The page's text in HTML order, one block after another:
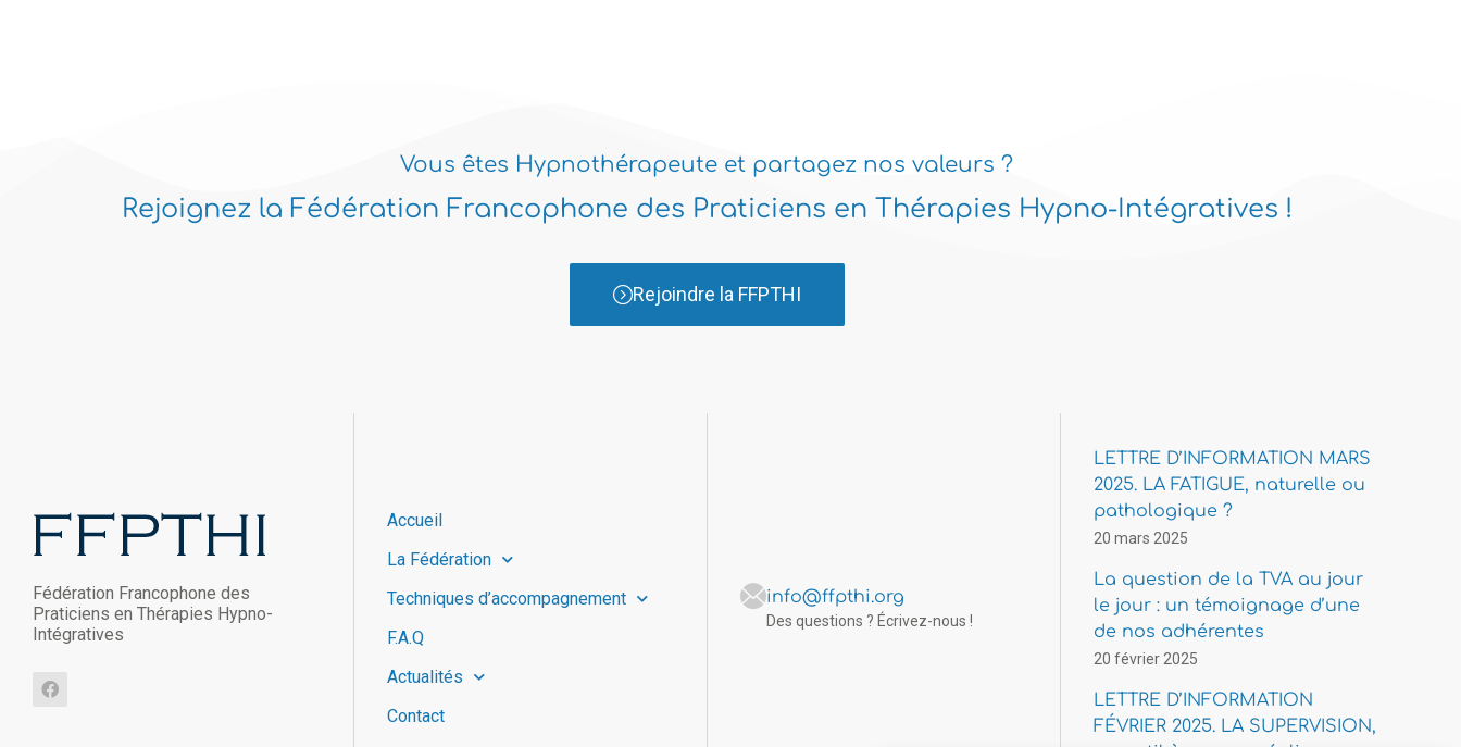
Vous êtes Hypnothérapeute et partagez nos valeurs ?
Rejoignez la Fédération Francophone des Praticiens en Thérapies Hypno-Intégratives !
Rejoindre la FFPTHI
Fédération Francophone des
Praticiens en Thérapies Hypno-
Intégratives
Accueil
La Fédération
Techniques d’accompagnement
F.A.Q
Actualités
Contact
info@ffpthi.org
Des questions ? Écrivez-nous !
LETTRE D’INFORMATION MARS
2025. LA FATIGUE, naturelle ou
pathologique ?
20 mars 2025
La question de la TVA au jour
le jour : un témoignage d’une
de nos adhérentes
20 février 2025
LETTRE D’INFORMATION
FÉVRIER 2025. LA SUPERVISION,